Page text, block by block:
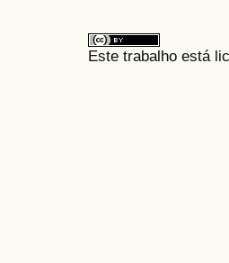
Este trabalho está